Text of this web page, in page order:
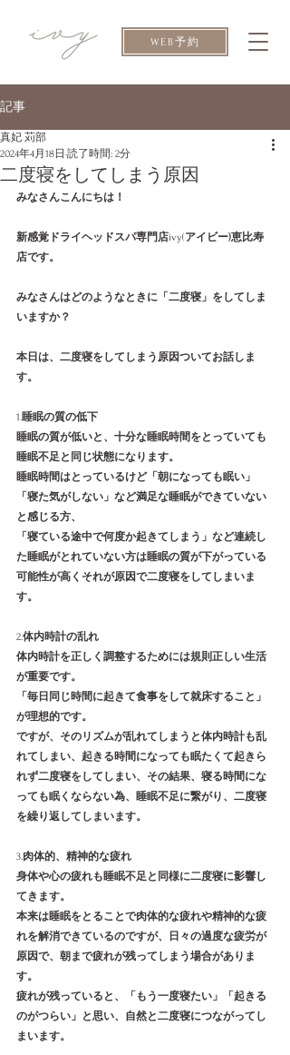
WEB予約
記事
二度寝をしてしまう原因
真妃 苅部
2024年4月18日 読了時間: 2分
みなさんこんにちは！
新感覚ドライヘッドスパ専門店ivy(アイビー)恵比寿
店です。
みなさんはどのようなときに「二度寝」をしてしま
いますか？
本日は、二度寝をしてしまう原因ついてお話しま
す。
1.睡眠の質の低下
睡眠の質が低いと、十分な睡眠時間をとっていても
睡眠不足と同じ状態になります。
睡眠時間はとっているけど「朝になっても眠い」
「寝た気がしない」など満足な睡眠ができていない
と感じる方、
「寝ている途中で何度か起きてしまう」など連続し
た睡眠がとれていない方は睡眠の質が下がっている
可能性が高くそれが原因で二度寝をしてしまいま
す。
2.体内時計の乱れ
体内時計を正しく調整するためには規則正しい生活
が重要です。
「毎日同じ時間に起きて食事をして就床すること」
が理想的です。
ですが、そのリズムが乱れてしまうと体内時計も乱
れてしまい、起きる時間になっても眠たくて起きら
れず二度寝をしてしまい、その結果、寝る時間にな
っても眠くならない為、睡眠不足に繋がり、二度寝
を繰り返してしまいます。
3.肉体的、精神的な疲れ
身体や心の疲れも睡眠不足と同様に二度寝に影響し
てきます。
本来は睡眠をとることで肉体的な疲れや精神的な疲
れを解消できているのですが、日々の過度な疲労が
原因で、朝まで疲れが残ってしまう場合がありま
す。
疲れが残っていると、「もう一度寝たい」「起きる
のがつらい」と思い、自然と二度寝につながってし
まいます。